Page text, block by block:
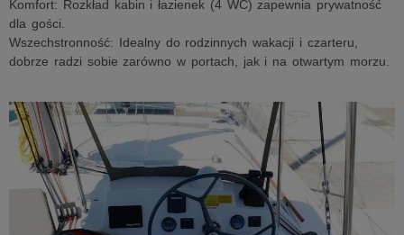
Komfort: Rozkład kabin i łazienek (4 WC) zapewnia prywatność
dla gości.
Wszechstronność: Idealny do rodzinnych wakacji i czarteru,
dobrze radzi sobie zarówno w portach, jak i na otwartym morzu.